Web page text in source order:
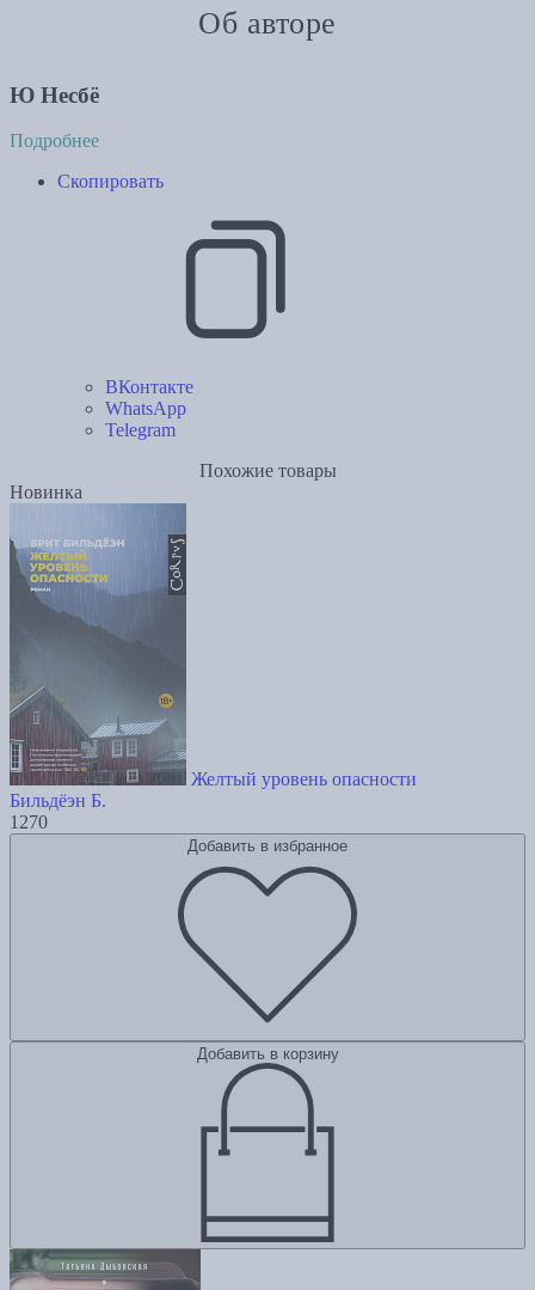
Об авторе
Ю Несбё
Подробнее
Скопировать
ВКонтакте
WhatsApp
Telegram
Похожие товары
Новинка
Желтый уровень опасности
Бильдёэн Б.
1270
Добавить в избранное
Добавить в корзину